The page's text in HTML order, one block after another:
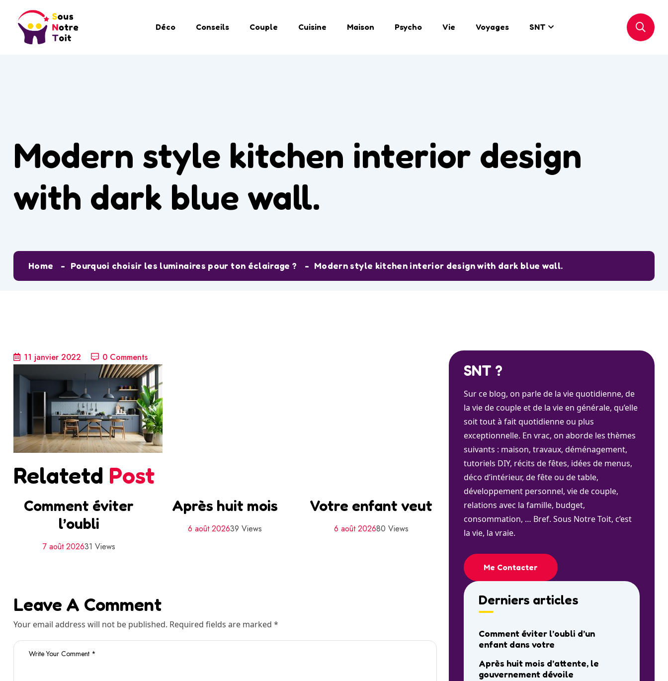
Déco Conseils Couple Cuisine Maison Psycho Vie Voyages SNT
Modern style kitchen interior design
with dark blue wall.
Home Pourquoi choisir les luminaires pour ton éclairage ? Modern style kitchen interior design with dark blue wall.
11 janvier 2022 0 Comments
Relatetd Post
Comment éviter
l’oubli
7 août 202631 Views
Après huit mois
6 août 202639 Views
Votre enfant veut
6 août 202680 Views
Leave A Comment
Your email address will not be published. Required fields are marked *
SNT ?
Sur ce blog, on parle de la vie quotidienne, de
la vie de couple et de la vie en générale, qu’elle
soit tout à fait quotidienne ou plus
exceptionnelle. En vrac, on aborde les thèmes
suivants : maison, travaux, déménagement,
tutoriels DIY, récits de fêtes, idées de menus,
déco d’intérieur, de fête ou de table,
développement personnel, vie de couple,
relations avec la famille, budget,
consommation, … Bref. Sous Notre Toit, c’est
la vie, la vraie.
Me Contacter
Derniers articles
Comment éviter l’oubli d’un
enfant dans votre
Après huit mois d’attente, le
gouvernement dévoile